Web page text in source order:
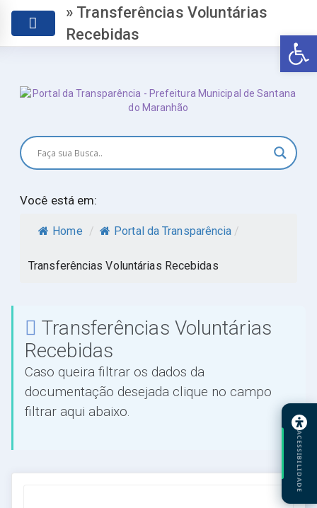
» Transferências Voluntárias
Recebidas
Você está em:
Home / Portal da Transparência /
Transferências Voluntárias Recebidas
Transferências Voluntárias
Recebidas
Caso queira filtrar os dados da
documentação desejada clique no campo
filtrar aqui abaixo.
ACESSIBILIDADE